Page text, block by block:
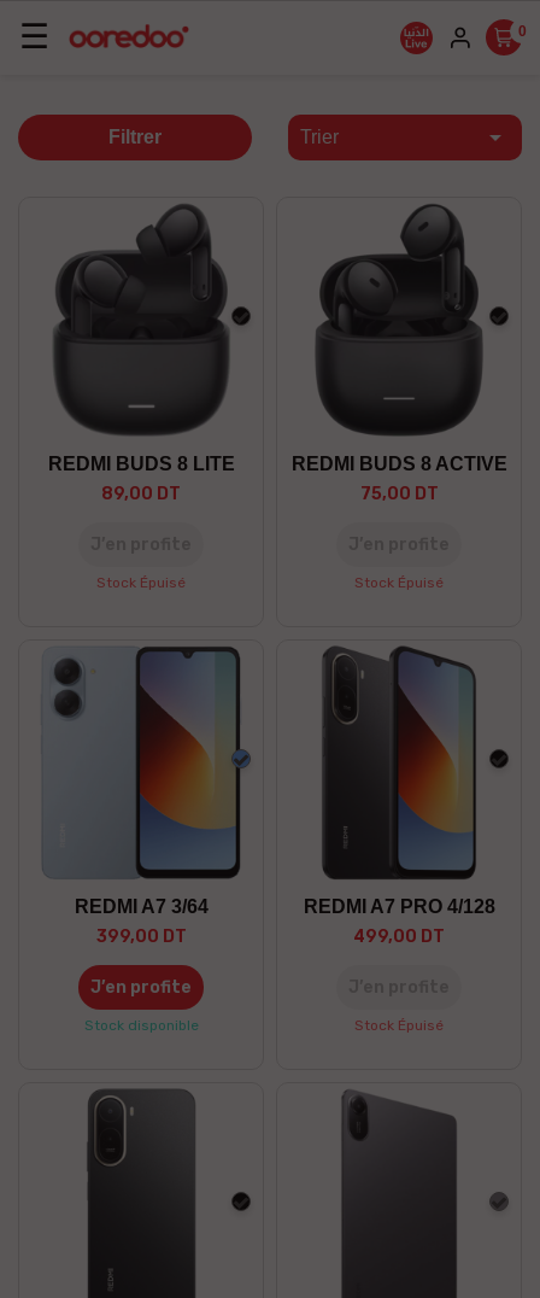
Basculer
☰ 0
Filtrer Trier 
REDMI BUDS 8 LITE
89,00 DT
Noir
Stock Épuisé
REDMI BUDS 8 ACTIVE
75,00 DT
Noir
Stock Épuisé
REDMI A7 3/64
399,00 DT
Bleu
J’en profite
Stock disponible
REDMI A7 PRO 4/128
499,00 DT
Noir
Stock Épuisé
Noir Gris